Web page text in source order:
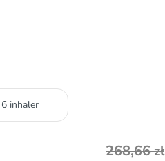
6 inhaler
268,66zł